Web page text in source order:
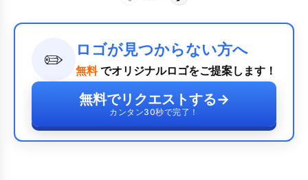
✏️ ロゴが見つからない方へ
無料 でオリジナルロゴをご提案します！
無料でリクエストする→
カンタン30秒で完了！